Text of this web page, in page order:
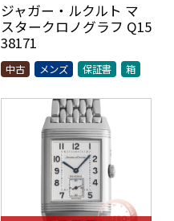
ジャガー・ルクルト マ
スタークロノグラフ Q15
38171
中古 メンズ 保証書 箱